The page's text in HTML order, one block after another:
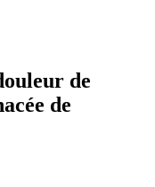
de
de